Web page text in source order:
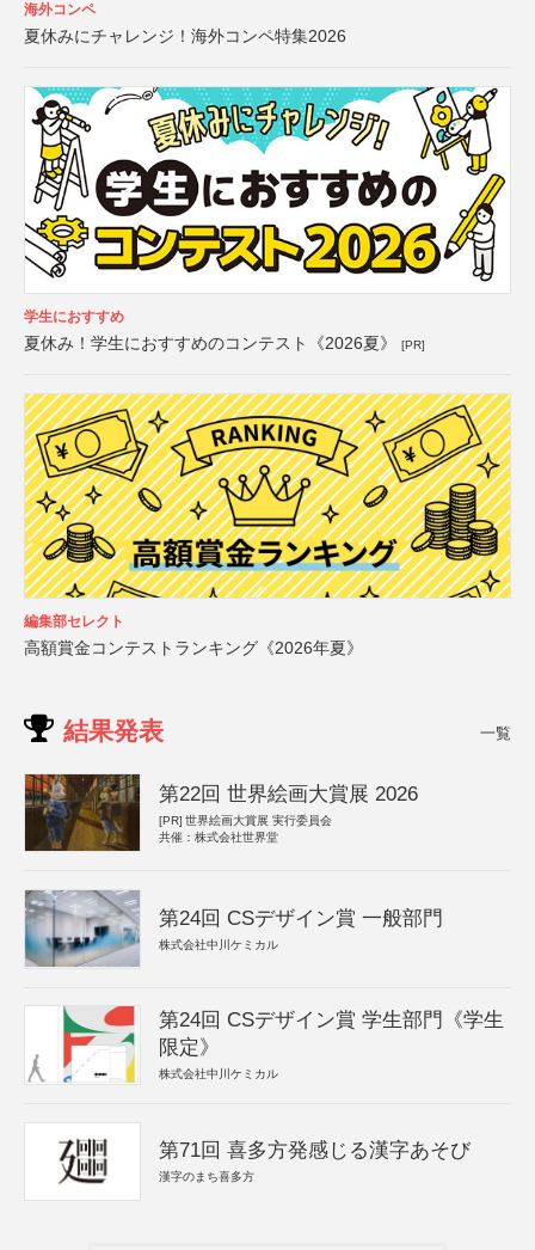
海外コンペ
夏休みにチャレンジ！海外コンペ特集2026
学生におすすめ
夏休み！学生におすすめのコンテスト《2026夏》 [PR]
編集部セレクト
高額賞金コンテストランキング《2026年夏》
結果発表 一覧
第22回 世界絵画大賞展 2026
[PR] 世界絵画大賞展 実行委員会
共催：株式会社世界堂
第24回 CSデザイン賞 一般部門
株式会社中川ケミカル
第24回 CSデザイン賞 学生部門《学生
限定》
株式会社中川ケミカル
第71回 喜多方発感じる漢字あそび
漢字のまち喜多方